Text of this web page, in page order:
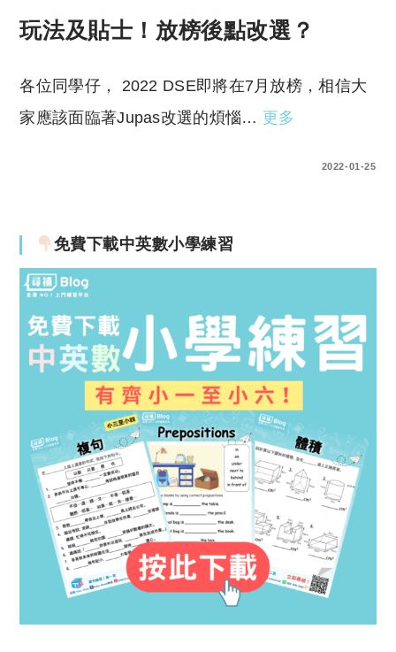
玩法及貼士！放榜後點改選？
各位同學仔， 2022 DSE即將在7月放榜，相信大
家應該面臨著Jupas改選的煩惱… 更多
2022-01-25
免費下載中英數小學練習